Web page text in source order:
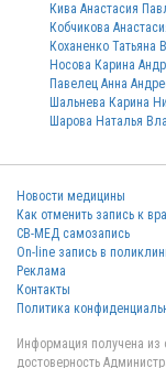
Кива Анастасия
Кобчикова
Коханенко Татьяна
Носова Карина
Павелец Анна
Шальнева Карина
Шарова Наталья
Новости медицины
Как отменить запись к
СВ-МЕД самозапись
On-line запись в
Реклама
Контакты
Политика
Информация получена из
достоверность